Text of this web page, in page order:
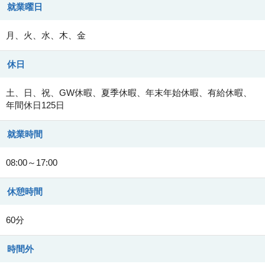
就業曜日
月、火、水、木、金
休日
土、日、祝、GW休暇、夏季休暇、年末年始休暇、有給休暇、
年間休日125日
就業時間
08:00～17:00
休憩時間
60分
時間外